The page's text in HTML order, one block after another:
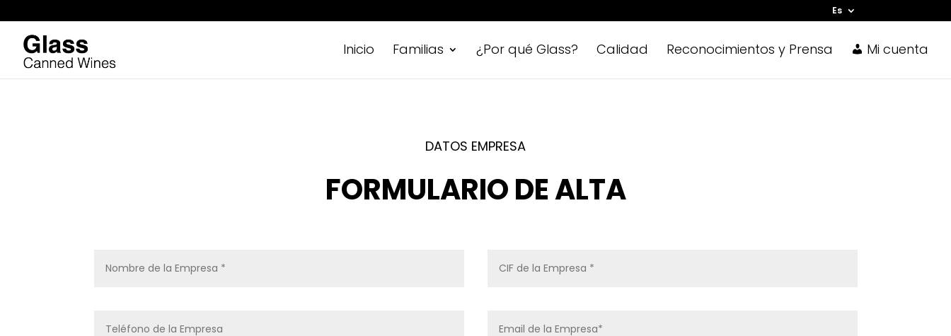
Es
Inicio Familias ¿Por qué Glass? Calidad Reconocimientos y Prensa Mi cuenta
DATOS EMPRESA
FORMULARIO DE ALTA